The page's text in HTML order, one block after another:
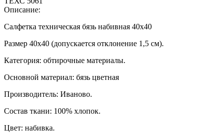
Описание:
Салфетка техническая бязь набивная 40х40
Размер 40х40 (допускается отклонение 1,5 см).
Категория: обтирочные материалы.
Основной материал: бязь цветная
Производитель: Иваново.
Состав ткани: 100% хлопок.
Цвет: набивка.